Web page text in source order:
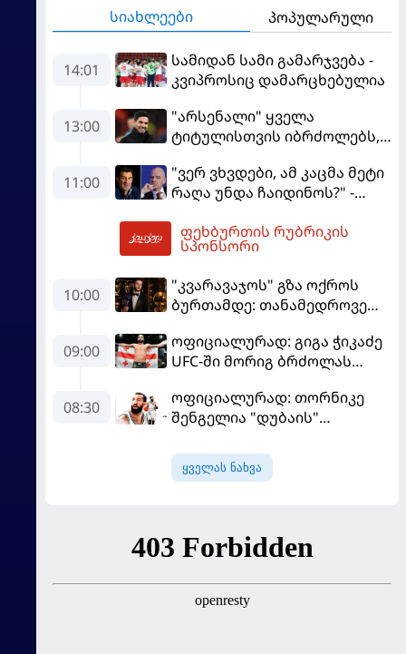
სიახლეები პოპულარული
14:01
სამიდან სამი გამარჯვება -
კვიპროსიც დამარცხებულია
13:00
"არსენალი" ყველა
ტიტულისთვის იბრძოლებს,
გვსურს" - მიკელ არტეტა
11:00
"ვერ ვხვდები, ამ კაცმა მეტი
რაღა უნდა ჩაიდინოს?" -
გადადგომას მოითხოვს
ფეხბურთის რუბრიკის
სპონსორი
10:00
"კვარავაჯოს" გზა ოქროს
ბურთამდე: თანამედროვე
09:00
ოფიციალურად: გიგა ჭიკაძე
UFC-ში მორიგ ბრძოლას
08:30
ოფიციალურად: თორნიკე
შენგელია "დუბაის"
ყველას ნახვა